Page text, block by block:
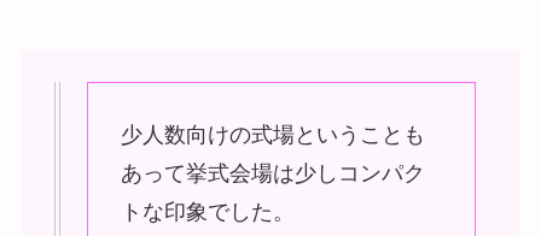
少人数向けの式場ということも
あって挙式会場は少しコンパク
トな印象でした。